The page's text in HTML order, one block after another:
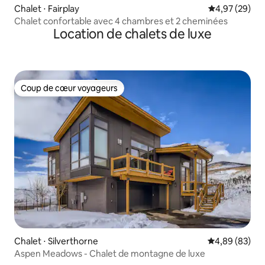
Chalet ⋅ Fairplay Évaluation
4,97 (29)
Chalet confortable avec 4 chambres et 2 cheminées
Location de chalets de luxe
Coup de cœur voyageurs
Coup de cœur voyageurs
Chalet ⋅ Silverthorne Évaluation
4,89 (83)
Aspen Meadows - Chalet de montagne de luxe